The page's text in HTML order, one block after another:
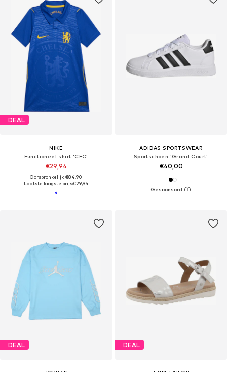
DEAL
NIKE
Functioneel shirt 'CFC'
€29,94
Oorspronkelijk: €84,90
Laatste laagste prijs:€29,94
ADIDAS SPORTSWEAR
Sportschoen 'Grand Court'
€40,00
DEAL DEAL